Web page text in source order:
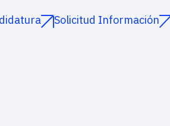
Solicitud Información